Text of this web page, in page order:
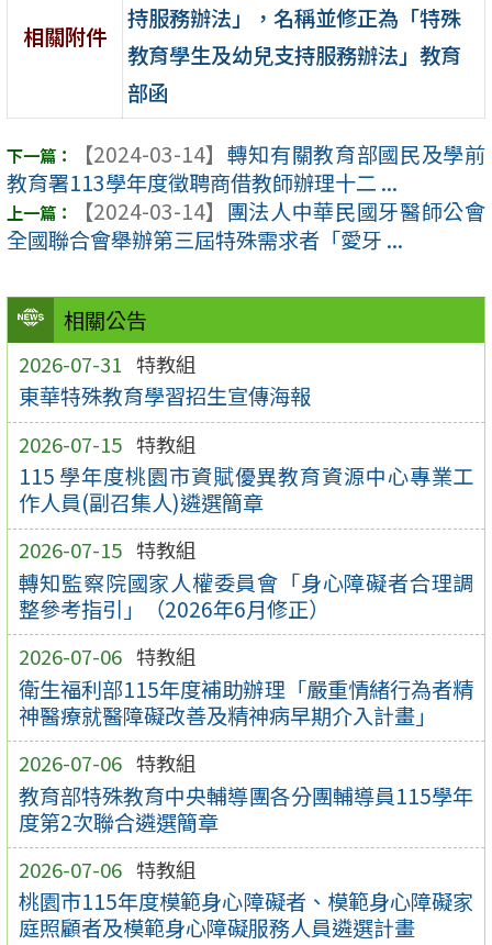
相關公告
2026-07-31 特教組
東華特殊教育學習招生宣傳海報
2026-07-15 特教組
115 學年度桃園市資賦優異教育資源中心專業工
作人員(副召集人)遴選簡章
2026-07-15 特教組
轉知監察院國家人權委員會「身心障礙者合理調
整參考指引」（2026年6月修正）
2026-07-06 特教組
衛生福利部115年度補助辦理「嚴重情緒行為者精
神醫療就醫障礙改善及精神病早期介入計畫」
2026-07-06 特教組
教育部特殊教育中央輔導團各分團輔導員115學年
度第2次聯合遴選簡章
2026-07-06 特教組
桃園市115年度模範身心障礙者、模範身心障礙家
庭照顧者及模範身心障礙服務人員遴選計畫
相關附件
持服務辦法」，名稱並修正為「特殊
教育學生及幼兒支持服務辦法」教育
部函
【2024-03-14】 轉知有關教育部國民及學前
教育署113學年度徵聘商借教師辦理十二 ...
【2024-03-14】 團法人中華民國牙醫師公會
全國聯合會舉辦第三屆特殊需求者「愛牙 ...